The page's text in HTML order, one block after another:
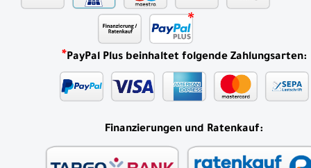
*PayPal Plus beinhaltet folgende Zahlungsarten:
Finanzierungen und Ratenkauf: